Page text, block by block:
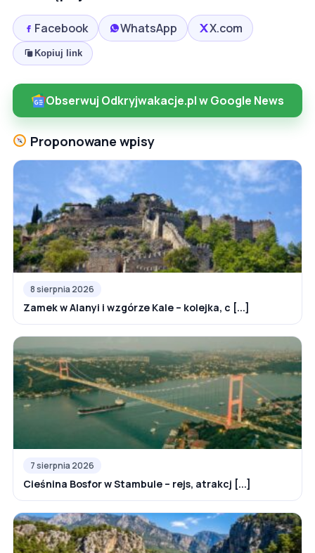
Facebook WhatsApp X.com
Kopiuj link
Obserwuj Odkryjwakacje.pl w Google News
Proponowane wpisy
8 sierpnia 2026
Zamek w Alanyi i wzgórze Kale – kolejka, c [...]
7 sierpnia 2026
Cieśnina Bosfor w Stambule – rejs, atrakcj [...]